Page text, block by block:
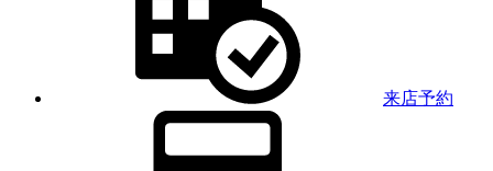
来店予約